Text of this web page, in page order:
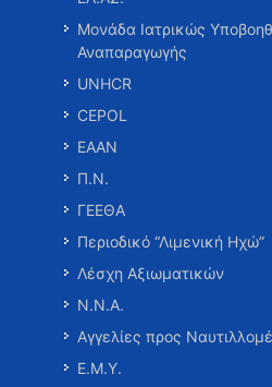
Μονάδα Ιατρικώς
Αναπαραγωγής
UNHCR
CEPOL
ΕΑΑΝ
Π.Ν.
ΓΕΕΘΑ
Περιοδικό “Λιμενική Ηχώ”
Λέσχη Αξιωματικών
Ν.Ν.Α.
Αγγελίες προς
Ε.Μ.Υ.